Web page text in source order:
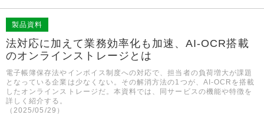
製品資料
法対応に加えて業務効率化も加速、AI-OCR搭載
のオンラインストレージとは
電子帳簿保存法やインボイス制度への対応で、担当者の負荷増大が課題
となっている企業は少なくない。その解消方法の1つが、AI-OCRを搭載
したオンラインストレージだ。本資料では、同サービスの機能や特徴を
詳しく紹介する。
（2025/05/29）